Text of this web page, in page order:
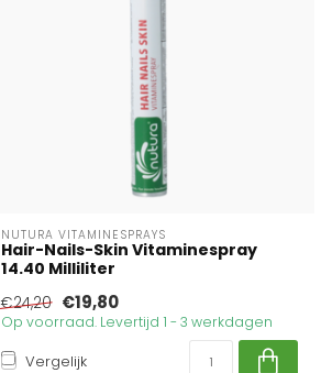
NUTURA VITAMINESPRAYS
Hair-Nails-Skin Vitaminespray
14.40 Milliliter
€24,20 €19,80
Op voorraad. Levertijd 1 - 3 werkdagen
Vergelijk